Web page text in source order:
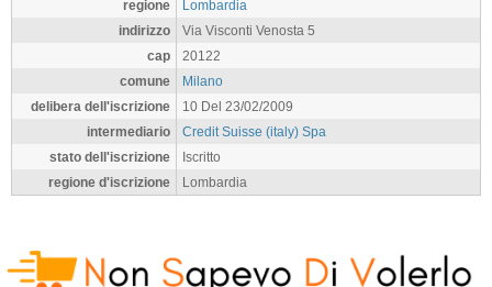
regione
Lombardia
indirizzo
Via Visconti Venosta 5
cap
20122
comune
Milano
delibera dell'iscrizione
10 Del 23/02/2009
intermediario
Credit Suisse (italy) Spa
stato dell'iscrizione
Iscritto
regione d'iscrizione
Lombardia